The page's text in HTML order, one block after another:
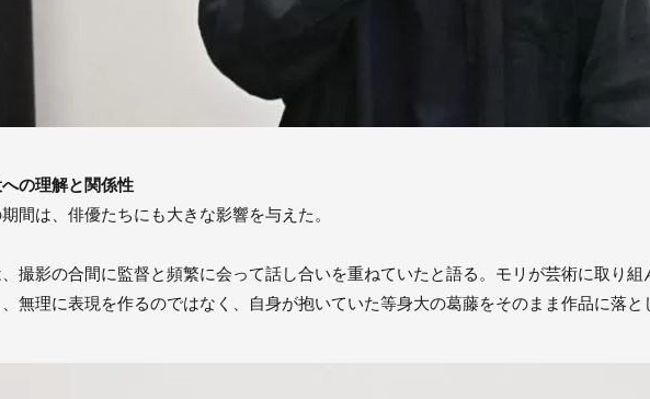
の理解と関係性
間は、俳優たちにも大きな影響を与えた。
撮影の合間に監督と頻繁に会って話し合いを重ねていたと語る。モリが芸術に取り
無理に表現を作るのではなく、自身が抱いていた等身大の葛藤をそのまま作品に落と